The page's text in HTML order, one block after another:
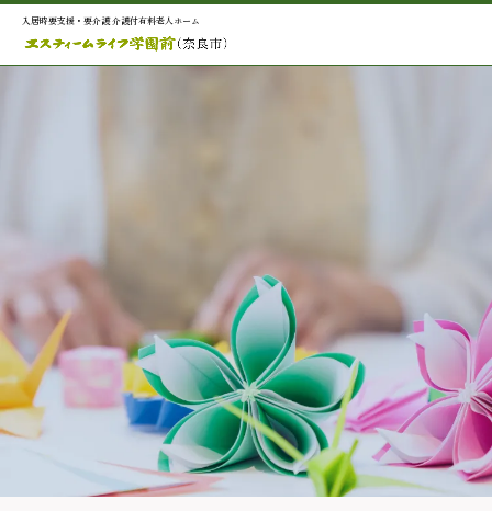
入居時要支援・要介護 介護付有料老人ホーム